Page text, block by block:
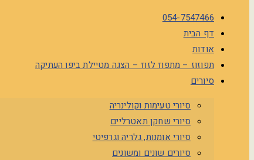
054-7547466
דף הבית
אודות
תפוזוז – מתפוז לזוז – הצגה מטיילת ביפו העתיקה
סיורים
סיורי טעימות וקולינריה
סיורי שחקן תאטרליים
סיורי אומנות, גלריה וגרפיטי
סיורים שונים ומשונים